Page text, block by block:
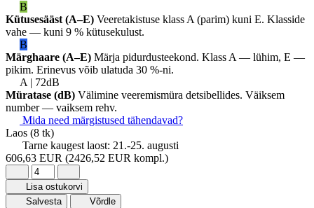
B
Kütusesääst (A–E) Veeretakistuse klass A (parim) kuni E. Klasside
vahe — kuni 9 % kütusekulust.
B
Märghaare (A–E) Märja pidurdusteekond. Klass A — lühim, E —
pikim. Erinevus võib ulatuda 30 %-ni.
A | 72dB
Müratase (dB) Välimine veeremismüra detsibellides. Väiksem
number — vaiksem rehv.
Mida need märgistused tähendavad?
Laos (8 tk)
Tarne kaugest laost: 21.-25. augusti
606,63 EUR (2426,52 EUR kompl.)
Lisa ostukorvi
Salvesta
Võrdle